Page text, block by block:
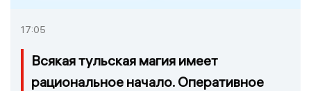
17:05
Всякая тульская магия имеет
рациональное начало. Оперативное